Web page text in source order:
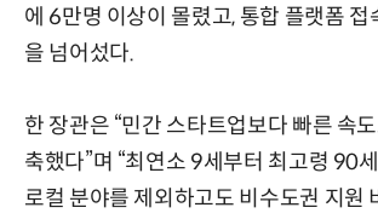
에 6만명 이상이 몰렸고, 통합 플랫폼
을 넘어섰다.
한 장관은 “민간 스타트업보다 빠른 속
축했다”며 “최연소 9세부터 최고령 90
로컬 분야를 제외하고도 비수도권 지원